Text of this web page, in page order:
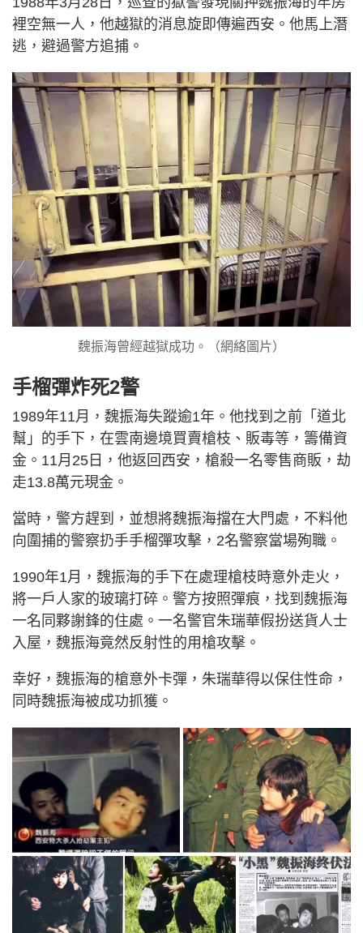
裡空無一人，他越獄的消息旋即傳遍西安。他馬上潛
逃，避過警方追捕。
魏振海曾經越獄成功。（網絡圖片）
手榴彈炸死2警
1989年11月，魏振海失蹤逾1年。他找到之前「道北
幫」的手下，在雲南邊境買賣槍枝、販毒等，籌備資
金。11月25日，他返回西安，槍殺一名零售商販，劫
走13.8萬元現金。
當時，警方趕到，並想將魏振海擋在大門處，不料他
向圍捕的警察扔手手榴彈攻擊，2名警察當場殉職。
1990年1月，魏振海的手下在處理槍枝時意外走火，
將一戶人家的玻璃打碎。警方按照彈痕，找到魏振海
一名同夥謝鋒的住處。一名警官朱瑞華假扮送貨人士
入屋，魏振海竟然反射性的用槍攻擊。
幸好，魏振海的槍意外卡彈，朱瑞華得以保住性命，
同時魏振海被成功抓獲。